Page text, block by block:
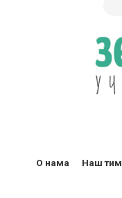
О нама Наш тим